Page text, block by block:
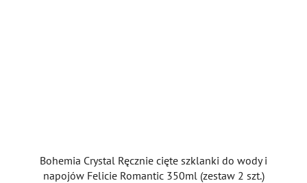
Bohemia Crystal Ręcznie cięte szklanki do wody i
napojów Felicie Romantic 350ml (zestaw 2 szt.)